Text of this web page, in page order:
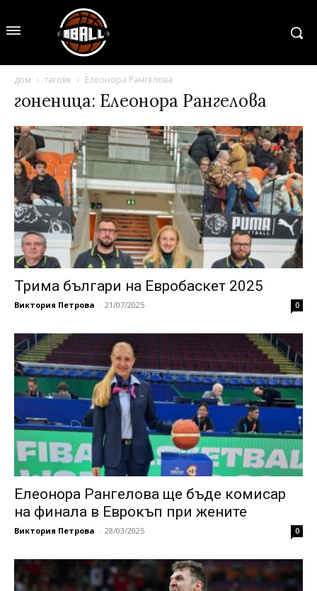
дом тагове Елеонора Рангелова
гоненица: Елеонора Рангелова
Трима българи на Евробаскет 2025
Виктория Петрова - 21/07/2025 0
Елеонора Рангелова ще бъде комисар
на финала в Еврокъп при жените
Виктория Петрова - 28/03/2025 0